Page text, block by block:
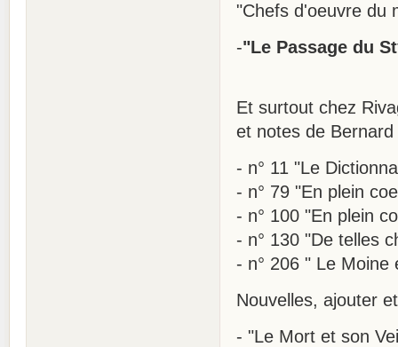
"Chefs d'oeuvre du
-"Le Passage du
Et surtout chez
et notes de
- n° 11 "Le
- n° 79 "En plein
- n° 100 "En plein
- n° 130 "De telles
- n° 206 " Le Moine
Nouvelles, ajouter
- "Le Mort et son